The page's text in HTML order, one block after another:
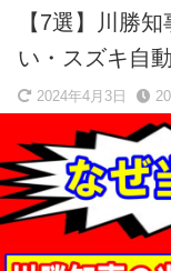
【7選】川勝
い・スズキ自
2024年4月3日